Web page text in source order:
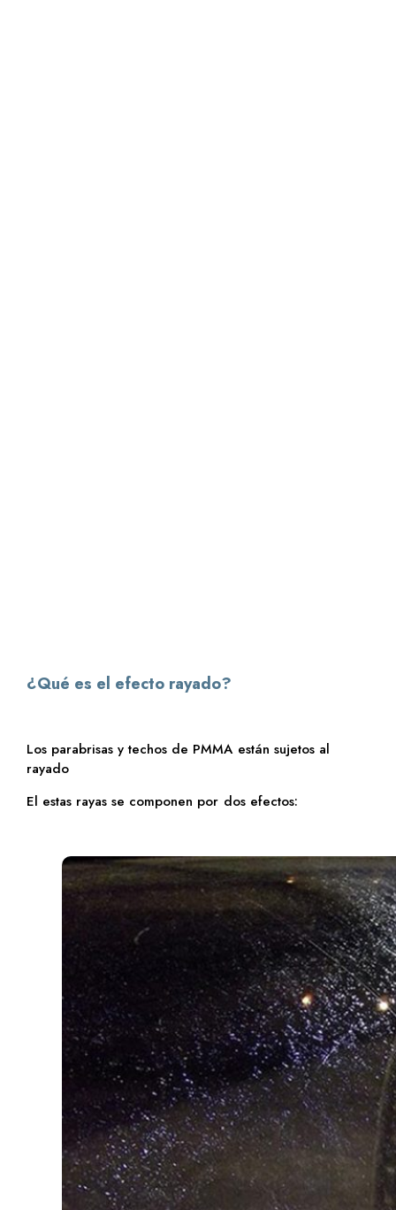
¿Qué es el efecto rayado?
Los parabrisas y techos de PMMA están sujetos al
rayado
El estas rayas se componen por dos efectos: